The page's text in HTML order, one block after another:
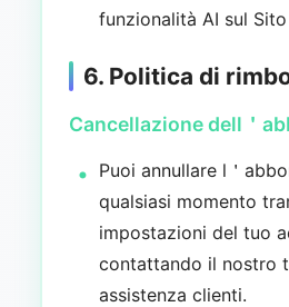
funzionalità AI sul
6. Politica di
Cancellazione dell＇
Puoi annullare l＇
qualsiasi momento
impostazioni del tuo
contattando il nostro
assistenza clienti.